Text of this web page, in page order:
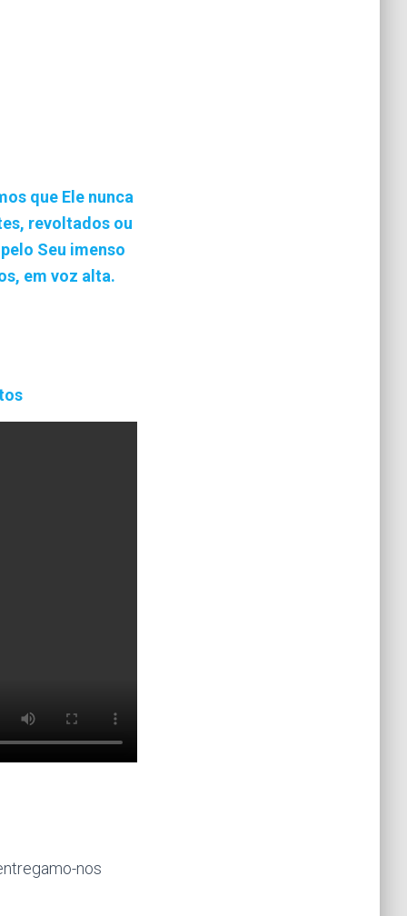
que Ele nunca
revoltados ou
Seu imenso
em voz alta.
nos